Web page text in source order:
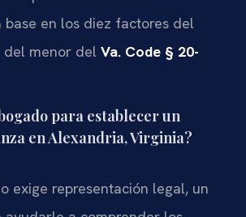
en los diez factores del
del menor del Va. Code § 20-
para establecer un
en Alexandria, Virginia?
exige representación legal, un